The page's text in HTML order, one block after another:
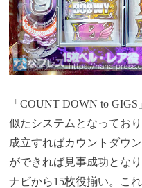
「COUNT DOWN to
似たシステムとなってお
成立すればカウントダウ
ができれば見事成功とな
ナビから15枚役揃い。こ